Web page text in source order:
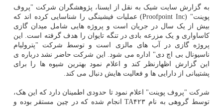
به گزارش سایت شیک به نقل از ایسنا، پژوهشگران شرکت "پروف
پوینت" (Proofpoint Inc) عملیات فیشینگی را شناسایی کرده اند که
بیش از یک سال در جریان است و پروژه هایی شامل میدان گازی
کاساواری و یک مزرعه بادی در تنگه تایوان را هدف گرفته است. این
پروژه گازی در آب های مالزی است و توسط شرکت "پترولیام
ناسیونال بی اچ دی" اداره می شود. این شرکت حاضر نشد درباره ی
این گزارش اظهارنظر کند و اعلام نمود بهترین شیوه ها را برای
پشتیبانی از دارایی ها و فعالیت هایش دنبال می کند.
شرکت "پروف پوینت" اعلام نمود تا حدودی اطمینان دارد که این هک،
توسط گروهی به نام TA۴۲۳ انجام شده که در چین مستقر بوده و